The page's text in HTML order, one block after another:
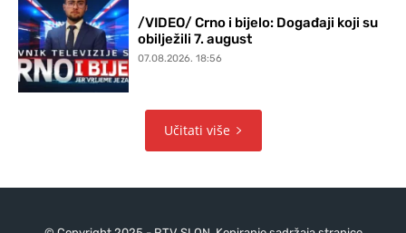
/VIDEO/ Crno i bijelo: Događaji koji su
obilježili 7. august
07.08.2026. 18:56
Učitati više